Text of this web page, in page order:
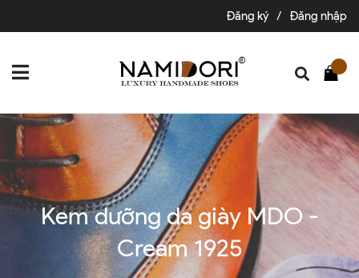
Đăng ký / Đăng nhập
Kem dưỡng da giày MDO -
Cream 1925